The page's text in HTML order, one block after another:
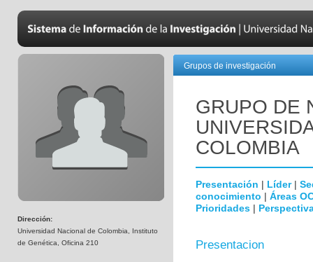
Dirección:
Universidad Nacional de Colombia, Instituto
de Genética, Oficina 210
Grupos de investigación
GRUPO DE
COLOMBIA
Presentación | Líder|
conocimiento | Áreas
Prioridades |
Presentacion